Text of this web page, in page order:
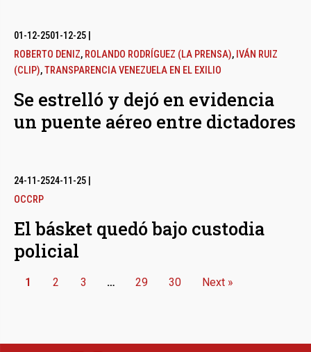
01-12-2501-12-25
ROBERTO DENIZ, ROLANDO RODRÍGUEZ (LA PRENSA), IVÁN RUIZ
(CLIP),TRANSPARENCIA VENEZUELA EN EL EXILIO
Se estrelló y dejó en evidencia
un puente aéreo entre dictadores
24-11-2524-11-25
OCCRP
El básket quedó bajo custodia
policial
1 2 3 … 29 30 Next »